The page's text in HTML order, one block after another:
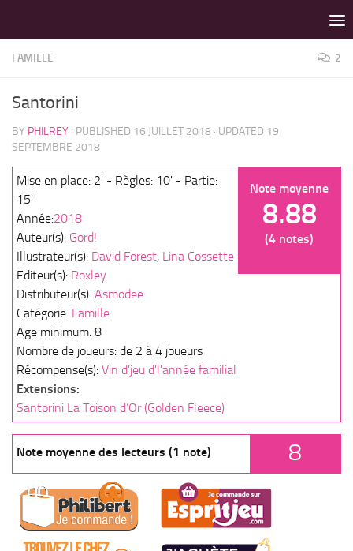
FAMILLE 2
Santorini
BY PHILREY · PUBLISHED 16 JUILLET 2018 · UPDATED 19
SEPTEMBRE 2018
Note moyenne
8.88
(4 notes)
Mise en place: 2' - Règles: 10' - Partie:
15'
Année:2018
Auteur(s): Gord!
Illustrateur(s): David Forest, Lina Cossette
Editeur(s): Roxley
Distributeur(s): Asmodee
Catégorie: Famille
Age minimum: 8
Nombre de joueurs: de 2 à 4 joueurs
Récompense(s): Vin d'jeu d'l'année familial
Extensions:
Santorini La Toison d’Or (Golden Fleece)
Note moyenne des lecteurs (1 note) 8